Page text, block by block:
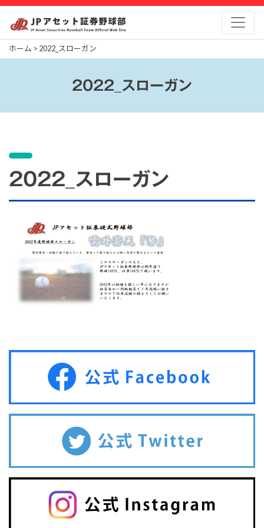
Skip
content
ホーム > 2022_スローガン
2022_スローガン
2022_スローガン